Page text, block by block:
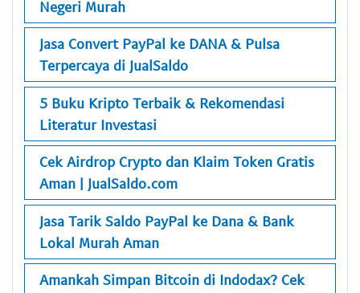
Negeri Murah
Jasa Convert PayPal ke DANA & Pulsa
Terpercaya di JualSaldo
5 Buku Kripto Terbaik & Rekomendasi
Literatur Investasi
Cek Airdrop Crypto dan Klaim Token Gratis
Aman | JualSaldo.com
Jasa Tarik Saldo PayPal ke Dana & Bank
Lokal Murah Aman
Amankah Simpan Bitcoin di Indodax? Cek